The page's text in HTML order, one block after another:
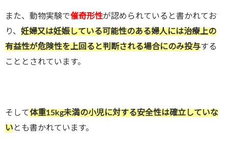
また、動物実験で催奇形性が認められていると書かれてお
り、 妊婦又は妊娠している可能性のある婦人には治療上の
有益性が危険性を上回ると判断される場合にのみ投与する
こととされています。
そして体重15kg未満の小児に対する安全性は確立していな
い とも書かれています。